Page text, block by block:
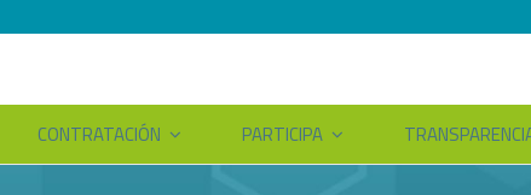
CONTRATACIÓN PARTICIPA